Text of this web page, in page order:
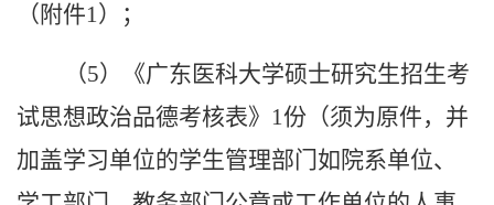
（附件1） ；
（5）《广东医科大学硕士研究生招生考
试思想政治品德考核表》 1份（须为原件，并
加盖学习单位的学生管理部门如院系单位、